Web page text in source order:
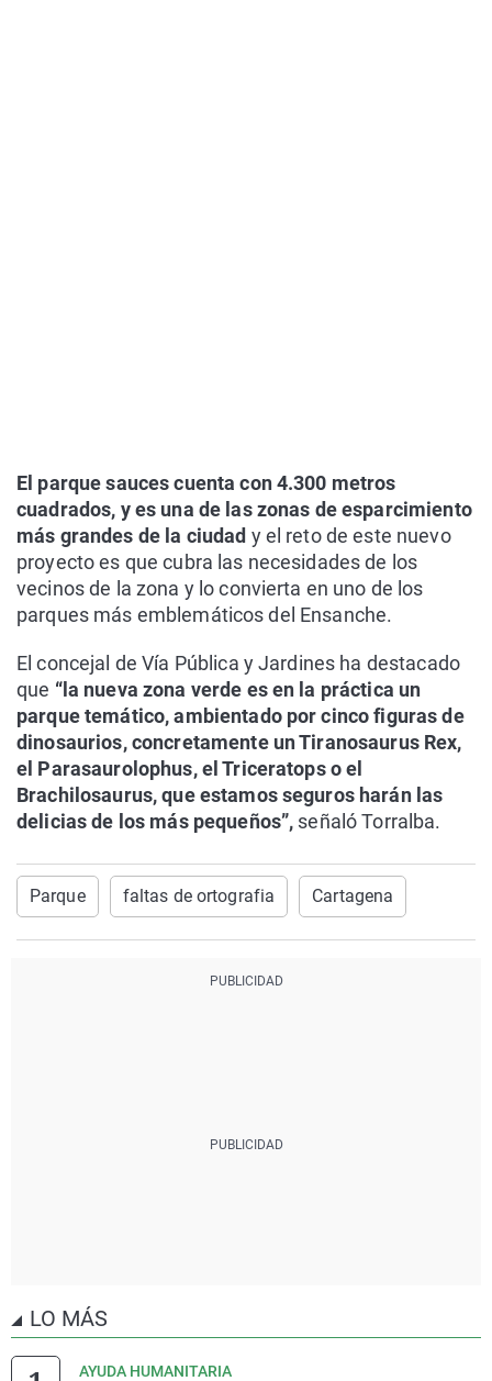
El parque sauces cuenta con 4.300 metros
cuadrados, y es una de las zonas de esparcimiento
más grandes de la ciudad y el reto de este nuevo
proyecto es que cubra las necesidades de los
vecinos de la zona y lo convierta en uno de los
parques más emblemáticos del Ensanche.
El concejal de Vía Pública y Jardines ha destacado
que “la nueva zona verde es en la práctica un
parque temático, ambientado por cinco figuras de
dinosaurios, concretamente un Tiranosaurus Rex,
el Parasaurolophus, el Triceratops o el
Brachilosaurus, que estamos seguros harán las
delicias de los más pequeños”, señaló Torralba.
Parque faltas de ortografia Cartagena
LO MÁS
AYUDA HUMANITARIA